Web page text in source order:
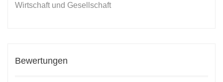
Wirtschaft und Gesellschaft
Bewertungen